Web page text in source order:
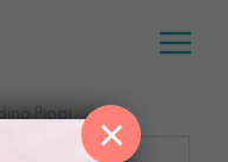
Pippi ×